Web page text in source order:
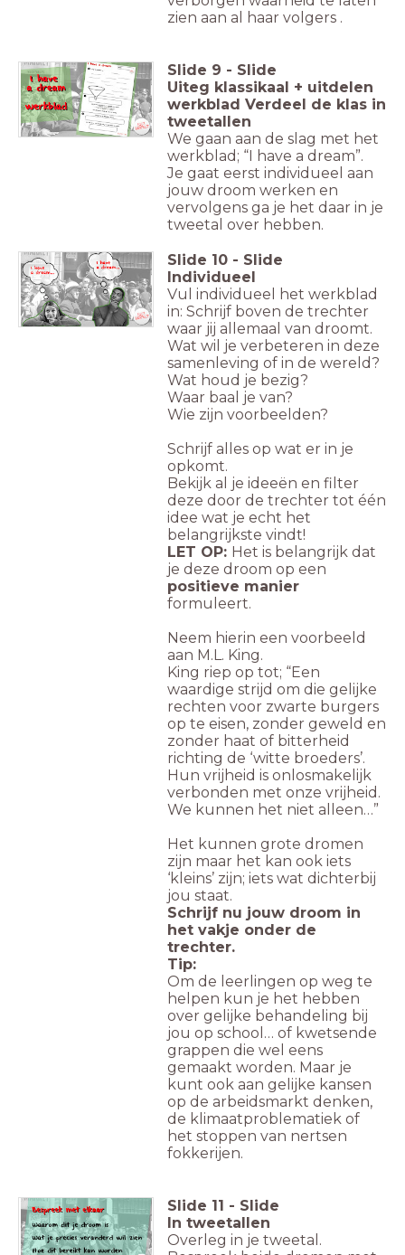
zien aan al haar volgers .
Slide 9 - Slide
Uiteg klassikaal + uitdelen
werkblad Verdeel de klas in
tweetallen
We gaan aan de slag met het
werkblad; “I have a dream”.
Je gaat eerst individueel aan
jouw droom werken en
vervolgens ga je het daar in je
tweetal over hebben.
Slide 10 - Slide
Individueel
Vul individueel het werkblad
in: Schrijf boven de trechter
waar jij allemaal van droomt.
Wat wil je verbeteren in deze
samenleving of in de wereld?
Wat houd je bezig?
Waar baal je van?
Wie zijn voorbeelden?
Schrijf alles op wat er in je
opkomt.
Bekijk al je ideeën en filter
deze door de trechter tot één
idee wat je echt het
belangrijkste vindt!
LET OP: Het is belangrijk dat
je deze droom op een
positieve manier
formuleert.
Neem hierin een voorbeeld
aan M.L. King.
King riep op tot; “Een
waardige strijd om die gelijke
rechten voor zwarte burgers
op te eisen, zonder geweld en
zonder haat of bitterheid
richting de ‘witte broeders’.
Hun vrijheid is onlosmakelijk
verbonden met onze vrijheid.
We kunnen het niet alleen…”
Het kunnen grote dromen
zijn maar het kan ook iets
‘kleins’ zijn; iets wat dichterbij
jou staat.
Schrijf nu jouw droom in
het vakje onder de
trechter.
Tip:
Om de leerlingen op weg te
helpen kun je het hebben
over gelijke behandeling bij
jou op school… of kwetsende
grappen die wel eens
gemaakt worden. Maar je
kunt ook aan gelijke kansen
op de arbeidsmarkt denken,
de klimaatproblematiek of
het stoppen van nertsen
fokkerijen.
Slide 11 - Slide
In tweetallen
Overleg in je tweetal.